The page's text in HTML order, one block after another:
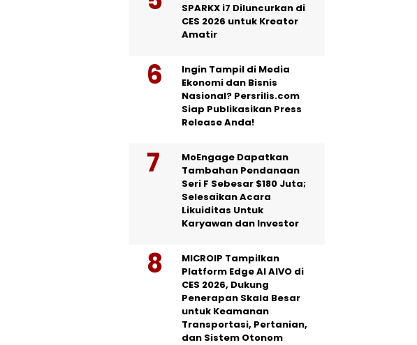
SPARKX i7 Diluncurkan di
CES 2026 untuk Kreator
Amatir
Ingin Tampil di Media
Ekonomi dan Bisnis
Nasional? Persrilis.com
Siap Publikasikan Press
Release Anda!
MoEngage Dapatkan
Tambahan Pendanaan
Seri F Sebesar $180 Juta;
Selesaikan Acara
Likuiditas Untuk
Karyawan dan Investor
MICROIP Tampilkan
Platform Edge AI AIVO di
CES 2026, Dukung
Penerapan Skala Besar
untuk Keamanan
Transportasi, Pertanian,
dan Sistem Otonom